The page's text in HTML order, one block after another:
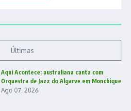
Últimas
Aqui Acontece: australiana canta com
Orquestra de Jazz do Algarve em Monchique
Ago 07, 2026